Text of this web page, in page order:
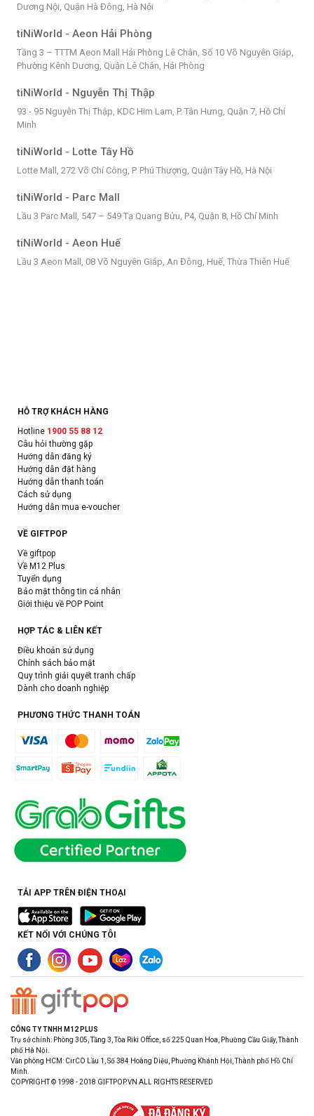
Dương Nội, Quận Hà Đông, Hà Nội
tiNiWorld - Aeon Hải Phòng
Tầng 3 – TTTM Aeon Mall Hải Phòng Lê Chân, Số 10 Võ Nguyên Giáp,
Phường Kênh Dương, Quận Lê Chân, Hải Phòng
tiNiWorld - Nguyễn Thị Thập
93 - 95 Nguyễn Thị Thập, KDC Him Lam, P. Tân Hưng, Quận 7, Hồ Chí
Minh
tiNiWorld - Lotte Tây Hồ
Lotte Mall, 272 Võ Chí Công, P. Phú Thượng, Quận Tây Hồ, Hà Nội
tiNiWorld - Parc Mall
Lầu 3 Parc Mall, 547 – 549 Tạ Quang Bửu, P4, Quận 8, Hồ Chí Minh
tiNiWorld - Aeon Huế
Lầu 3 Aeon Mall, 08 Võ Nguyên Giáp, An Đông, Huế, Thừa Thiên Huế
HỖ TRỢ KHÁCH HÀNG
Hotline 1900 55 88 12
Câu hỏi thường gặp
Hướng dẫn đăng ký
Hướng dẫn đặt hàng
Hướng dẫn thanh toán
Cách sử dụng
Hướng dẫn mua e-voucher
VỀ GIFTPOP
Về giftpop
Về M12 Plus
Tuyển dụng
Bảo mật thông tin cá nhân
Giới thiệu về POP Point
HỢP TÁC & LIÊN KẾT
Điều khoản sử dụng
Chính sách bảo mật
Quy trình giải quyết tranh chấp
Dành cho doanh nghiệp
PHƯƠNG THỨC THANH TOÁN
TẢI APP TRÊN ĐIỆN THOẠI
KẾT NỐI VỚI CHÚNG TÔI
CÔNG TY TNHH M12 PLUS
Trụ sở chính: Phòng 305, Tầng 3, Tòa Riki Office, số 225 Quan Hoa, Phường Cầu Giấy, Thành
phố Hà Nội.
Văn phòng HCM: CirCO Lầu 1, Số 384 Hoàng Diệu, Phường Khánh Hội, Thành phố Hồ Chí
Minh.
COPYRIGHT © 1998 - 2018 GIFTPOP.VN ALL RIGHTS RESERVED